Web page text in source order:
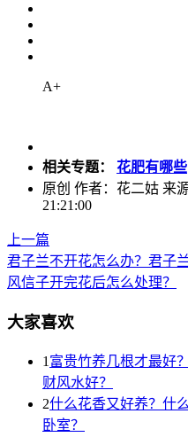
A+
相关专题： 花肥有哪些
原创 作者：花二姑 来
21:21:00
上一篇
君子兰不开花怎么办？君子
风信子开完花后怎么处理？
大家喜欢
1 富贵竹养几根才最好
财风水好？
2什么花香又好养？什
卧室？